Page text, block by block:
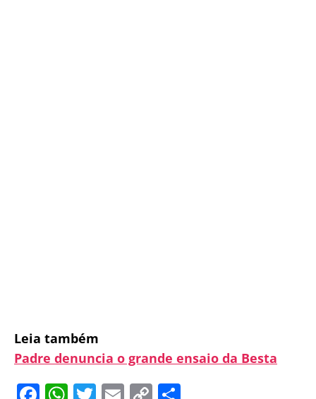
Leia também
Padre denuncia o grande ensaio da Besta